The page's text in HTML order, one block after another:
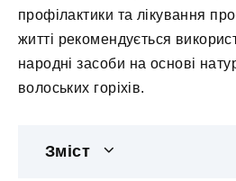
профілактики та лікування
житті рекомендується
народні засоби на основі
волоських горіхів.
Зміст